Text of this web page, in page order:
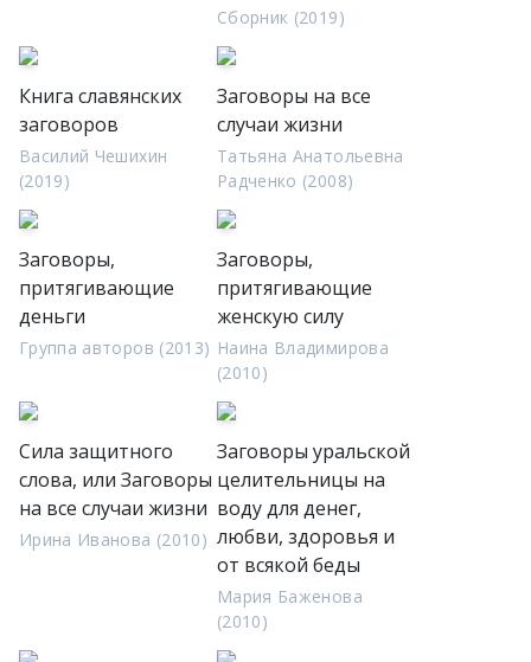
Сборник (2019)
Книга славянских
заговоров
Василий Чешихин
(2019)
Заговоры на все
случаи жизни
Татьяна Анатольевна
Радченко (2008)
Заговоры,
притягивающие
деньги
Группа авторов (2013)
Заговоры,
притягивающие
женскую силу
Наина Владимирова
(2010)
Сила защитного
слова, или Заговоры
на все случаи жизни
Ирина Иванова (2010)
Заговоры уральской
целительницы на
воду для денег,
любви, здоровья и
от всякой беды
Мария Баженова
(2010)